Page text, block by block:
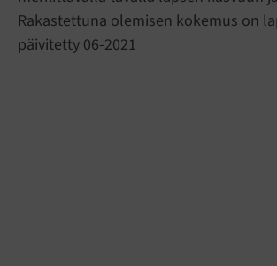
Rakastettuna olemisen kokemus on
päivitetty 06-2021